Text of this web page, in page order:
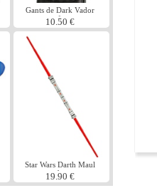
Gants de Dark Vador
enfant
10.50 €
Star Wars Darth Maul
sabre
19.90 €